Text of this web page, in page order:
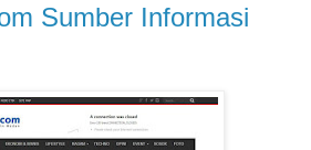
Sumber Informasi